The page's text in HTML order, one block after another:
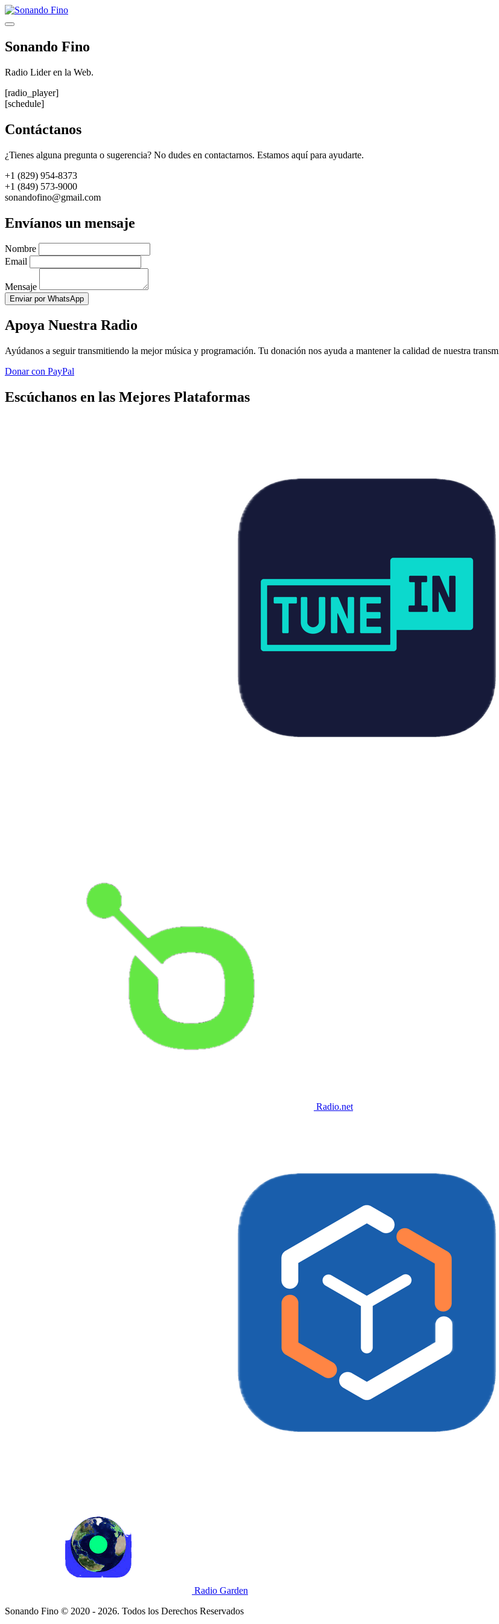
Saltar
al
Menú
Sonando Fino
Radio Lider en la Web.
[radio_player]
[schedule]
Contáctanos
¿Tienes alguna pregunta o sugerencia? No dudes en contactarnos. Estamos aquí para ayudarte.
+1 (829) 954-8373
+1 (849) 573-9000
sonandofino@gmail.com
Envíanos un mensaje
Nombre
Email
Mensaje
Enviar por WhatsApp
Apoya Nuestra Radio
Ayúdanos a seguir transmitiendo la mejor música y programación. Tu donación nos ayuda a mantener la calidad de nuestra
Donar con PayPal
Escúchanos en las Mejores Plataformas
Radio.net
Radio Garden
Sonando Fino © 2020 - 2026. Todos los Derechos Reservados